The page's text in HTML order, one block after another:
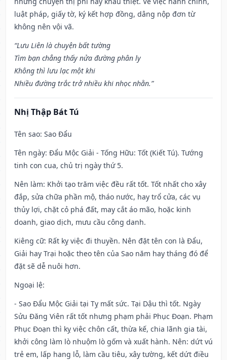
luật pháp, giấy tờ, ký kết hợp đồng, dâng nộp đơn từ
không nên vội vã.
“Lưu Liên là chuyện bất tường
Tìm bạn chẳng thấy nửa đường phân ly
Không thì lưu lạc một khi
Nhiều đường trắc trở nhiều khi nhọc nhằn.”
Nhị Thập Bát Tú
Tên sao: Sao Đẩu
Tên ngày: Đẩu Mộc Giải - Tống Hữu: Tốt (Kiết Tú). Tướng
tinh con cua, chủ trị ngày thứ 5.
Nên làm: Khởi tạo trăm việc đều rất tốt. Tốt nhất cho xây
đắp, sửa chữa phần mộ, tháo nước, hay trổ cửa, các vụ
thủy lợi, chặt cỏ phá đất, may cắt áo mão, hoặc kinh
doanh, giao dịch, mưu cầu công danh.
Kiêng cữ: Rất kỵ việc đi thuyền. Nên đặt tên con là Đẩu,
Giải hay Trại hoặc theo tên của Sao năm hay tháng đó để
đặt sẽ dễ nuôi hơn.
Ngoại lệ:
- Sao Đẩu Mộc Giải tại Tỵ mất sức. Tại Dậu thì tốt. Ngày
Sửu Đăng Viên rất tốt nhưng phạm phải Phục Đoạn. Phạm
Phục Đoạn thì kỵ việc chôn cất, thừa kế, chia lãnh gia tài,
khởi công làm lò nhuộm lò gốm và xuất hành. Nên: dứt vú
trẻ em, lấp hang lỗ, làm cầu tiêu, xây tường, kết dứt điều